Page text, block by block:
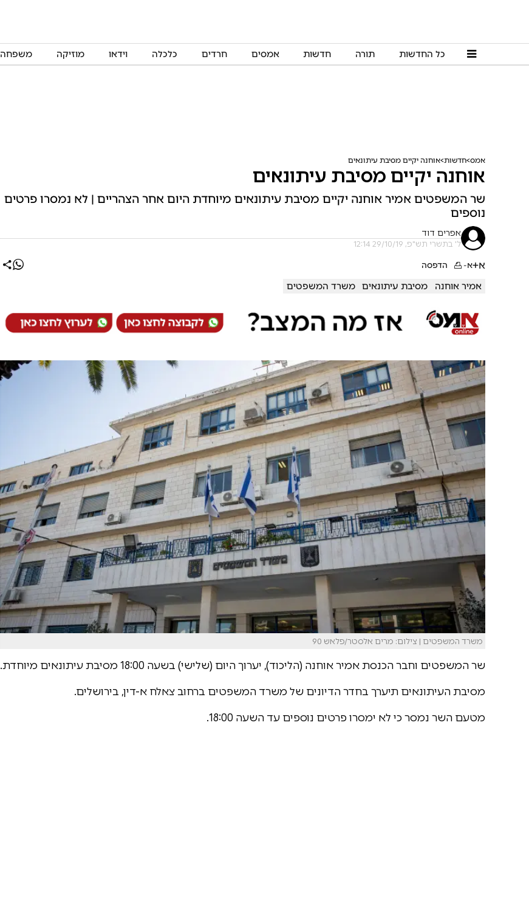
כל החדשות תורה חדשות אמסים חרדים כלכלה וידאו מוזיקה משפחה
אמס חדשות אוחנה יקיים מסיבת עיתונאים
אוחנה יקיים מסיבת עיתונאים
שר המשפטים אמיר אוחנה יקיים מסיבת עיתונאים מיוחדת היום אחר הצהריים | לא נמסרו פרטים
נוספים
אפרים דוד
ל' בתשרי תש"פ, 29/10/19 12:14
א+א- הדפסה
אמיר אוחנה מסיבת עיתונאים משרד המשפטים
משרד המשפטים | צילום: מרים אלסטר/פלאש 90
שר המשפטים וחבר הכנסת אמיר אוחנה (הליכוד), יערוך היום (שלישי) בשעה 18:00 מסיבת עיתונאים מיוחדת.
מסיבת העיתונאים תיערך בחדר הדיונים של משרד המשפטים ברחוב צאלח א-דין, בירושלים.
מטעם השר נמסר כי לא ימסרו פרטים נוספים עד השעה 18:00.